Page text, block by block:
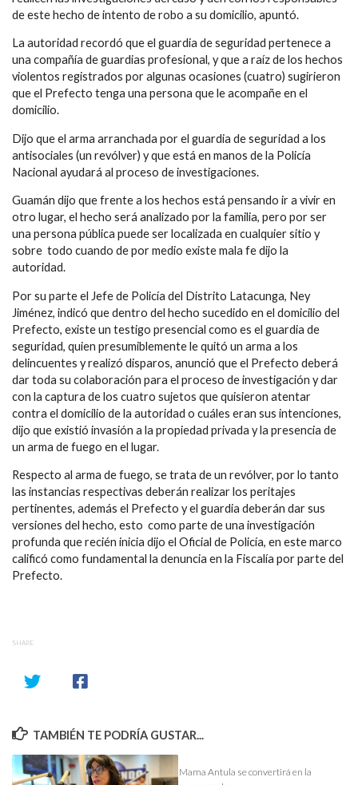
de este hecho de intento de robo a su domicilio, apuntó.
La autoridad recordó que el guardia de seguridad pertenece a
una compañía de guardias profesional, y que a raíz de los hechos
violentos registrados por algunas ocasiones (cuatro) sugirieron
que el Prefecto tenga una persona que le acompañe en el
domicilio.
Dijo que el arma arranchada por el guardia de seguridad a los
antisociales (un revólver) y que está en manos de la Policía
Nacional ayudará al proceso de investigaciones.
Guamán dijo que frente a los hechos está pensando ir a vivir en
otro lugar, el hecho será analizado por la familia, pero por ser
una persona pública puede ser localizada en cualquier sitio y
sobre todo cuando de por medio existe mala fe dijo la
autoridad.
Por su parte el Jefe de Policía del Distrito Latacunga, Ney
Jiménez, indicó que dentro del hecho sucedido en el domicilio del
Prefecto, existe un testigo presencial como es el guardia de
seguridad, quien presumiblemente le quitó un arma a los
delincuentes y realizó disparos, anunció que el Prefecto deberá
dar toda su colaboración para el proceso de investigación y dar
con la captura de los cuatro sujetos que quisieron atentar
contra el domicilio de la autoridad o cuáles eran sus intenciones,
dijo que existió invasión a la propiedad privada y la presencia de
un arma de fuego en el lugar.
Respecto al arma de fuego, se trata de un revólver, por lo tanto
las instancias respectivas deberán realizar los peritajes
pertinentes, además el Prefecto y el guardia deberán dar sus
versiones del hecho, esto como parte de una investigación
profunda que recién inicia dijo el Oficial de Policía, en este marco
calificó como fundamental la denuncia en la Fiscalía por parte del
Prefecto.
SHARE
TAMBIÉN TE PODRÍA GUSTAR...
Mama Antula se convertirá en la